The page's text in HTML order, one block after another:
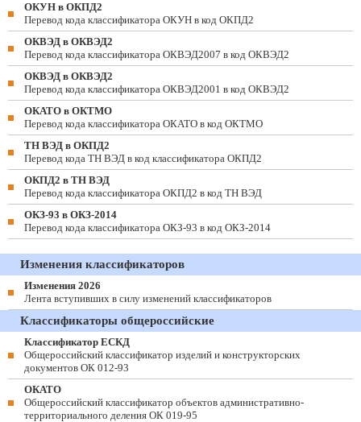
ОКУН в ОКПД2
Перевод кода классификатора ОКУН в код ОКПД2
ОКВЭД в ОКВЭД2
Перевод кода классификатора ОКВЭД2007 в код ОКВЭД2
ОКВЭД в ОКВЭД2
Перевод кода классификатора ОКВЭД2001 в код ОКВЭД2
ОКАТО в ОКТМО
Перевод кода классификатора ОКАТО в код ОКТМО
ТН ВЭД в ОКПД2
Перевод кода ТН ВЭД в код классификатора ОКПД2
ОКПД2 в ТН ВЭД
Перевод кода классификатора ОКПД2 в код ТН ВЭД
ОКЗ-93 в ОКЗ-2014
Перевод кода классификатора ОКЗ-93 в код ОКЗ-2014
Изменения классификаторов
Изменения 2026
Лента вступивших в силу изменений классификаторов
Классификаторы общероссийские
Классификатор ЕСКД
Общероссийский классификатор изделий и конструкторских
документов ОК 012-93
ОКАТО
Общероссийский классификатор объектов административно-
территориального деления ОК 019-95